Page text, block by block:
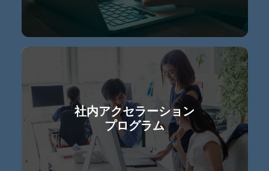
社内アクセラーション
プログラム